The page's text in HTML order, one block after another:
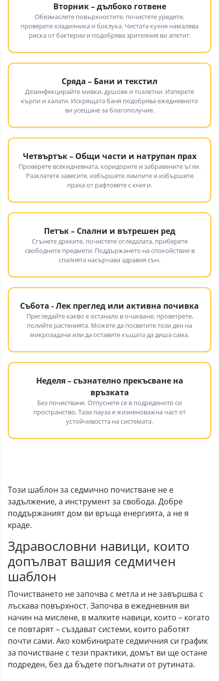
Вторник – дълбоко готвене
Обезмаслете повърхностите, почистете уредите,
проверете хладилника и боклука. Чистата кухня намалява
риска от бактерии и подобрява зрителния ви апетит.
Сряда – Бани и текстил
Дезинфекцирайте мивки, душове и тоалетни. Изперете
кърпи и халати. Искрящата баня подобрява ежедневното
ви усещане за благополучие.
Четвъртък – Общи части и натрупан прах
Проверете всекидневната, коридорите и забравените ъгли.
Разклатете завесите, избършете лампите и избършете
праха от рафтовете с книги.
Петък – Спални и вътрешен ред
Сгънете дрехите, почистете огледалата, приберете
свободните предмети. Поддържането на спокойствие в
спалнята насърчава здравия сън.
Събота - Лек преглед или активна почивка
Прегледайте какво е останало в очакване, проветрете,
полийте растенията. Можете да посветите този ден на
микрозадачи или да оставите къщата да диша сама.
Неделя – съзнателно прекъсване на
връзката
Без почистване. Отпуснете се в подреденото си
пространство. Тази пауза е жизненоважна част от
устойчивостта на системата.
Този шаблон за седмично почистване не е
задължение, а инструмент за свобода. Добре
поддържаният дом ви връща енергията, а не я
краде.
Здравословни навици, които
допълват вашия седмичен
шаблон
Почистването не започва с метла и не завършва с
лъскава повърхност. Започва в ежедневния ви
начин на мислене, в малките навици, които – когато
се повтарят – създават системи, които работят
почти сами. Ако комбинирате седмичния си график
за почистване с тези практики, домът ви ще остане
подреден, без да бъдете погълнати от рутината.